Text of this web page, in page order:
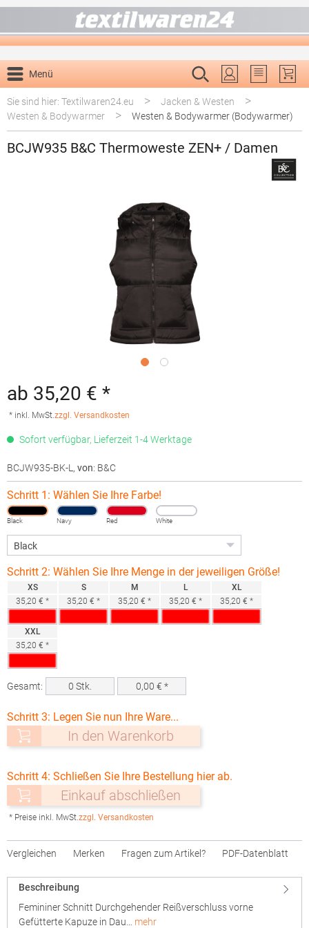
Menü
Du hast 0
Sie sind hier: Textilwaren24.eu
> Jacken & Westen >
Westen & Bodywarmer > Westen & Bodywarmer (Bodywarmer)
BCJW935 B&C Thermoweste ZEN+ / Damen
ab 35,20 € *
* inkl. MwSt.zzgl. Versandkosten
Sofort verfügbar, Lieferzeit 1-4 Werktage
BCJW935-BK-L , von: B&C
Schritt 1: Wählen Sie Ihre Farbe!
Black Navy Red White
Schritt 2: Wählen Sie Ihre Menge in der jeweiligen Größe!
XS
35,20 € *
S
35,20 € *
M
35,20 € *
L
35,20 € *
XL
35,20 € *
XXL
35,20 € *
Gesamt: 0 Stk. 0,00 € *
Schritt 3: Legen Sie nun Ihre Ware...
In den Warenkorb
Schritt 4: Schließen Sie Ihre Bestellung hier ab.
Einkauf abschließen
* Preise inkl. MwSt.zzgl. Versandkosten
Vergleichen Merken Fragen zum Artikel? PDF-Datenblatt
Beschreibung
Femininer Schnitt Durchgehender Reißverschluss vorne
Gefütterte Kapuze in Dau… mehr